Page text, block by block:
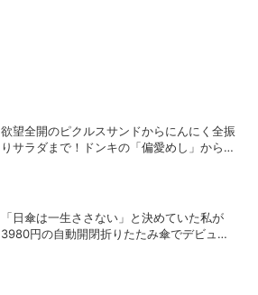
欲望全開のピクルスサンドからにんにく全振
りサラダまで！ドンキの「偏愛めし」から激
「日傘は一生ささない」と決めていた私が
3980円の自動開閉折りたたみ傘でデビュー